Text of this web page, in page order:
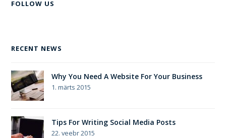
FOLLOW US
RECENT NEWS
Why You Need A Website For Your Business
1. märts 2015
Tips For Writing Social Media Posts
22. veebr 2015